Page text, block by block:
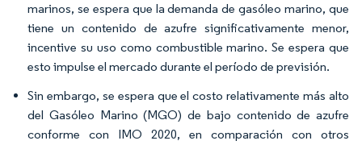
marinos, se espera que la demanda de gasóleo marino, que
tiene un contenido de azufre significativamente menor,
incentive su uso como combustible marino. Se espera que
esto impulse el mercado durante el período de previsión.
Sin embargo, se espera que el costo relativamente más alto
del Gasóleo Marino (MGO) de bajo contenido de azufre
conforme con IMO 2020, en comparación con otros